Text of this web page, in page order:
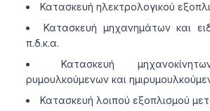
Κατασκευή ηλεκτρολογικού
Κατασκευή μηχανημάτων και
π.δ.κ.α.
Κατασκευή
ρυμουλκούμενων και
Κατασκευή λοιπού εξοπλισμού